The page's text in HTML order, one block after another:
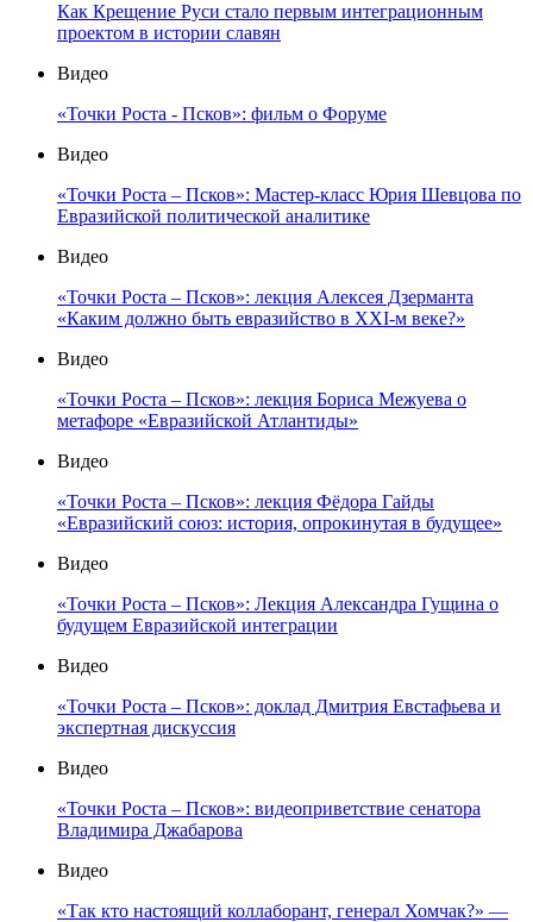
Как Крещение Руси стало первым интеграционным
проектом в истории славян
Видео
«Точки Роста - Псков»: фильм о Форуме
Видео
«Точки Роста – Псков»: Мастер-класс Юрия Шевцова по
Евразийской политической аналитике
Видео
«Точки Роста – Псков»: лекция Алексея Дзерманта
«Каким должно быть евразийство в XXI-м веке?»
Видео
«Точки Роста – Псков»: лекция Бориса Межуева о
метафоре «Евразийской Атлантиды»
Видео
«Точки Роста – Псков»: лекция Фёдора Гайды
«Евразийский союз: история, опрокинутая в будущее»
Видео
«Точки Роста – Псков»: Лекция Александра Гущина о
будущем Евразийской интеграции
Видео
«Точки Роста – Псков»: доклад Дмитрия Евстафьева и
экспертная дискуссия
Видео
«Точки Роста – Псков»: видеоприветствие сенатора
Владимира Джабарова
Видео
«Так кто настоящий коллаборант, генерал Хомчак?» —